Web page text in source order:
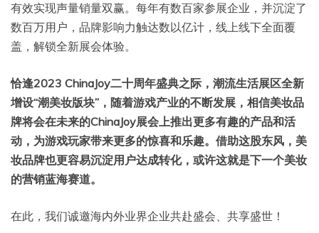
有效实现声量销量双赢。每年有数百家参展企业，并沉淀了
数百万用户，品牌影响力触达数以亿计，线上线下全面覆
盖，解锁全新展会体验。
恰逢2023 ChinaJoy二十周年盛典之际，潮流生活展区全新
增设“潮美妆版块”，随着游戏产业的不断发展，相信美妆品
牌将会在未来的ChinaJoy展会上推出更多有趣的产品和活
动，为游戏玩家带来更多的惊喜和乐趣。借助这股东风，美
妆品牌也更容易沉淀用户达成转化，或许这就是下一个美妆
的营销蓝海赛道。
在此，我们诚邀海内外业界企业共赴盛会、共享盛世！